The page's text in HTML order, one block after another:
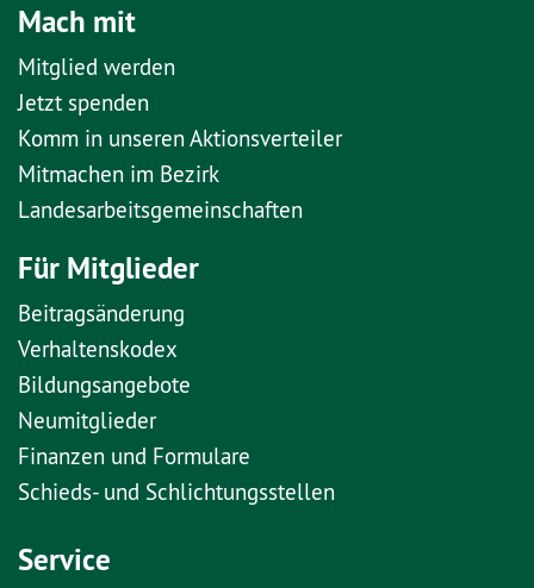
Mach mit
Mitglied werden
Jetzt spenden
Komm in unseren Aktionsverteiler
Mitmachen im Bezirk
Landesarbeitsgemeinschaften
Für Mitglieder
Beitragsänderung
Verhaltenskodex
Bildungsangebote
Neumitglieder
Finanzen und Formulare
Schieds- und Schlichtungsstellen
Service